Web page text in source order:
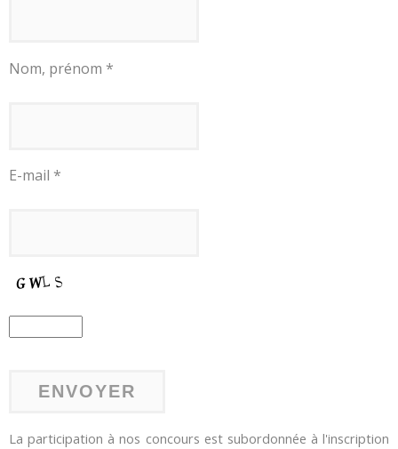
Nom, prénom *
E-mail *
La participation à nos concours est subordonnée à l'inscription